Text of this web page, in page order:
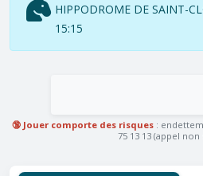
HIPPODROME DE SAINT-
15:15
🔞 Jouer comporte des risques:
75 13 13 (appel non